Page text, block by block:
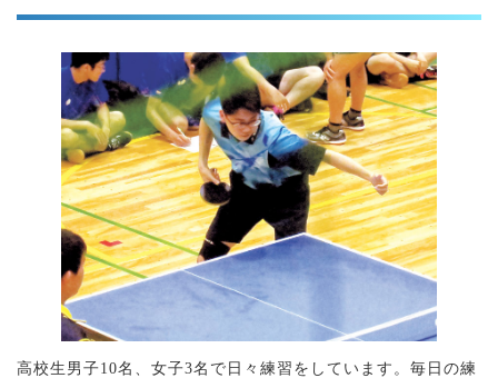
高校生男子10名、女子3名で日々練習をしています。毎日の練